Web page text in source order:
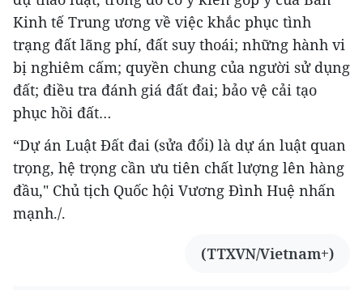
Kinh tế Trung ương về việc khắc phục tình
trạng đất lãng phí, đất suy thoái; những hành vi
bị nghiêm cấm; quyền chung của người sử dụng
đất; điều tra đánh giá đất đai; bảo vệ cải tạo
phục hồi đất…
“Dự án Luật Đất đai (sửa đổi) là dự án luật quan
trọng, hệ trọng cần ưu tiên chất lượng lên hàng
đầu," Chủ tịch Quốc hội Vương Đình Huệ nhấn
mạnh./.
(TTXVN/Vietnam+)